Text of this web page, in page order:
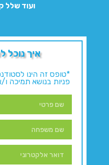
ועוד שלל
איך נוכל
*טופס זה הינו
פניות בנושא תמיכה ו/